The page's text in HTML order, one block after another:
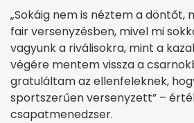
„Sokáig nem is néztem a
fair versenyzésben, mivel mi
vagyunk a riválisokra, mint a
végére mentem vissza a
gratuláltam az ellenfeleknek,
sportszerűen versenyzett” –
csapatmenedzser.